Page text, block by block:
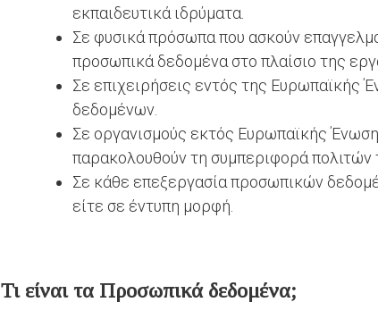
εκπαιδευτικά ιδρύματα.
Σε φυσικά πρόσωπα που ασκούν
προσωπικά δεδομένα στο πλαίσιο της
Σε επιχειρήσεις εντός της Ευρωπαϊκής
δεδομένων.
Σε οργανισμούς εκτός Ευρωπαϊκής
παρακολουθούν τη συμπεριφορά πολιτών
Σε κάθε επεξεργασία προσωπικών
είτε σε έντυπη μορφή.
Τι είναι τα Προσωπικά δεδομένα;